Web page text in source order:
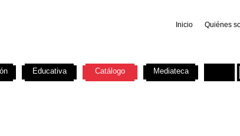
Inicio Quiénes
Educativa Catálogo Mediateca